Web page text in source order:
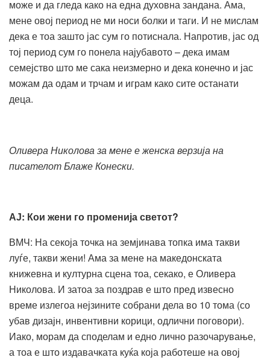
може и да гледа како на една духовна зандана. Ама,
мене овој период не ми носи болки и таги. И не мислам
дека е тоа зашто јас сум го потиснала. Напротив, јас од
тој период сум го понела најубавото – дека имам
семејство што ме сака неизмерно и дека конечно и јас
можам да одам и трчам и играм како сите останати
деца.
Оливера Николова за мене е женска верзија на
писателот Блаже Конески.
АЈ: Кои жени го променија светот?
ВМЧ: На секоја точка на земјинава топка има такви
луѓе, такви жени! Ама за мене на македонската
книжевна и културна сцена тоа, секако, е Оливера
Николова. И затоа за поздрав е што пред извесно
време излегоа нејзините собрани дела во 10 тома (со
убав дизајн, инвентивни корици, одлични поговори).
Иако, морам да споделам и едно лично разочарување,
а тоа е што издавачката куќа која работеше на овој